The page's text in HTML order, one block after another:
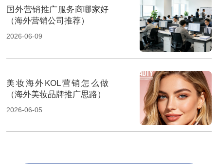
国外营销推广服务商哪家好
（海外营销公司推荐）
2026-06-09
美妆海外KOL营销怎么做
（海外美妆品牌推广思路）
2026-06-05